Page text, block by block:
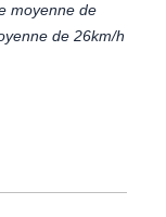
moyenne de
de 26km/h